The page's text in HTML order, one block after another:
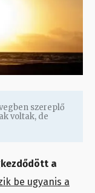
szereplő
voltak, de
a
be ugyanis a